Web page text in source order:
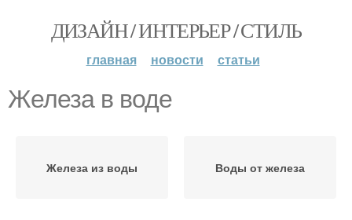
ДИЗАЙН / ИНТЕРЬЕР / СТИЛЬ
главная новости статьи
Железа в воде
Железа из воды Воды от железа